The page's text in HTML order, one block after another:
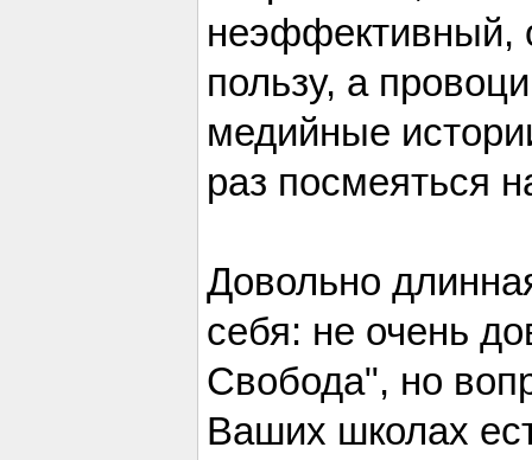
неэффективный,
пользу, а
медийные
раз посмеяться
Довольно
себя: не очень
Свобода", но
Ваших школах